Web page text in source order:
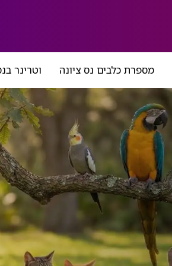
מספרת כלבים נס ציונה וטרינר